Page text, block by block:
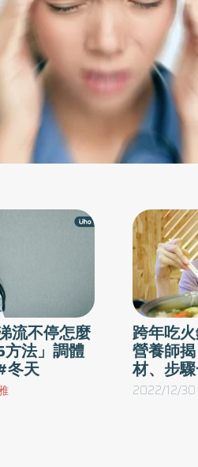
流不停怎麼
法」調體
冬天
跨年吃
營養師
材、步
2022/12/30